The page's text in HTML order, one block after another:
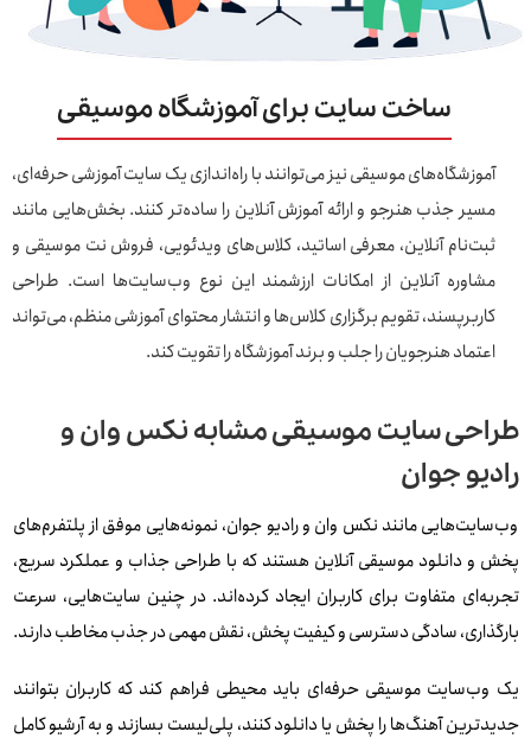
ساخت سایت برای آموزشگاه موسیقی
آموزشگاه‌های موسیقی نیز می‌توانند با راه‌اندازی یک سایت آموزشی حرفه‌ای،
مسیر جذب هنرجو و ارائه آموزش آنلاین را ساده‌تر کنند. بخش‌هایی مانند
ثبت‌نام آنلاین، معرفی اساتید، کلاس‌های ویدئویی، فروش نت موسیقی و
مشاوره آنلاین از امکانات ارزشمند این نوع وب‌سایت‌ها است. طراحی
کاربرپسند، تقویم برگزاری کلاس‌ها و انتشار محتوای آموزشی منظم، می‌تواند
اعتماد هنرجویان را جلب و برند آموزشگاه را تقویت کند.
طراحی سایت موسیقی مشابه نکس وان و
رادیو جوان
وب‌سایت‌هایی مانند نکس وان و رادیو جوان، نمونه‌هایی موفق از پلتفرم‌های
پخش و دانلود موسیقی آنلاین هستند که با طراحی جذاب و عملکرد سریع،
تجربه‌ای متفاوت برای کاربران ایجاد کرده‌اند. در چنین سایت‌هایی، سرعت
بارگذاری، سادگی دسترسی و کیفیت پخش، نقش مهمی در جذب مخاطب دارند.
یک وب‌سایت موسیقی حرفه‌ای باید محیطی فراهم کند که کاربران بتوانند
جدیدترین آهنگ‌ها را پخش یا دانلود کنند، پلی‌لیست بسازند و به آرشیو کامل